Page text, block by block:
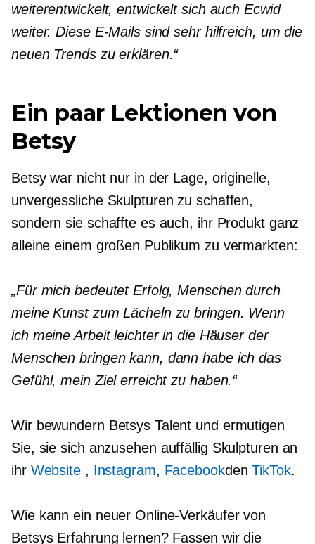
weiterentwickelt, entwickelt sich auch Ecwid
weiter. Diese E-Mails sind sehr hilfreich, um die
neuen Trends zu erklären.“
Ein paar Lektionen von
Betsy
Betsy war nicht nur in der Lage, originelle,
unvergessliche Skulpturen zu schaffen,
sondern sie schaffte es auch, ihr Produkt ganz
alleine einem großen Publikum zu vermarkten:
„Für mich bedeutet Erfolg, Menschen durch
meine Kunst zum Lächeln zu bringen. Wenn
ich meine Arbeit leichter in die Häuser der
Menschen bringen kann, dann habe ich das
Gefühl, mein Ziel erreicht zu haben.“
Wir bewundern Betsys Talent und ermutigen
Sie, sie sich anzusehen auffällig Skulpturen an
ihr Website , Instagram, FacebookdenTikTok.
Wie kann ein neuer Online-Verkäufer von
Betsys Erfahrung lernen? Fassen wir die